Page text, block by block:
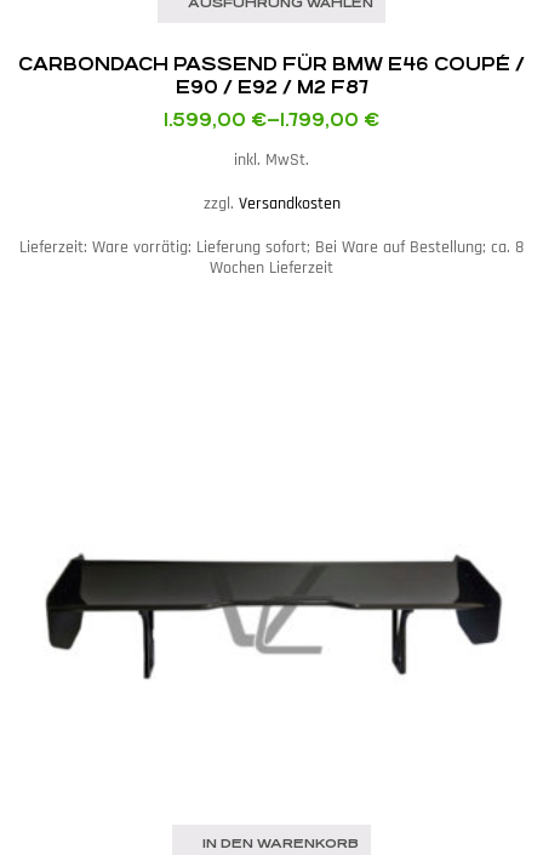
AUSFÜHRUNG WÄHLEN
CARBONDACH PASSEND FÜR BMW E46 COUPÉ /
E90 / E92 / M2 F87
1.599,00 €–1.799,00 €
inkl. MwSt.
zzgl. Versandkosten
Lieferzeit: Ware vorrätig: Lieferung sofort; Bei Ware auf Bestellung; ca. 8
Wochen Lieferzeit
IN DEN WARENKORB